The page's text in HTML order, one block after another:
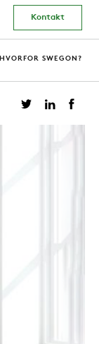
HVORFOR SWEGON?
Kontakt